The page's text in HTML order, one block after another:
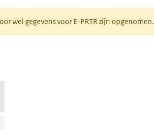
wel gegevens voor E-PRTR zijn opgenomen.